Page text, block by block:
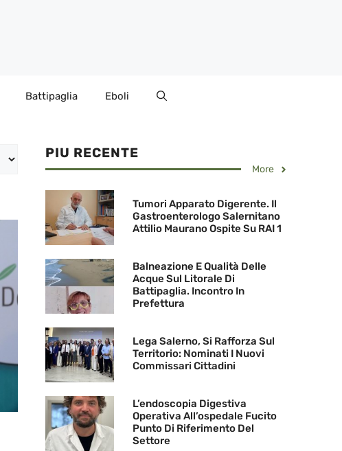
Battipaglia Eboli
PIU RECENTE
More
Tumori Apparato Digerente. Il
Gastroenterologo Salernitano
Attilio Maurano Ospite Su RAI 1
Balneazione E Qualità Delle
Acque Sul Litorale Di
Battipaglia. Incontro In
Prefettura
Lega Salerno, Si Rafforza Sul
Territorio: Nominati I Nuovi
Commissari Cittadini
L’endoscopia Digestiva
Operativa All’ospedale Fucito
Punto Di Riferimento Del
Settore